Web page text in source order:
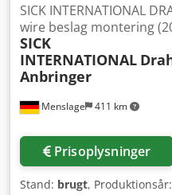
Menslage 411 km
SICK INTERNATIONAL
wire beslag montering
SICK
INTERNATIONAL
Anbringer
Prisoplysninger
Stand: brugt, Produktionsår: